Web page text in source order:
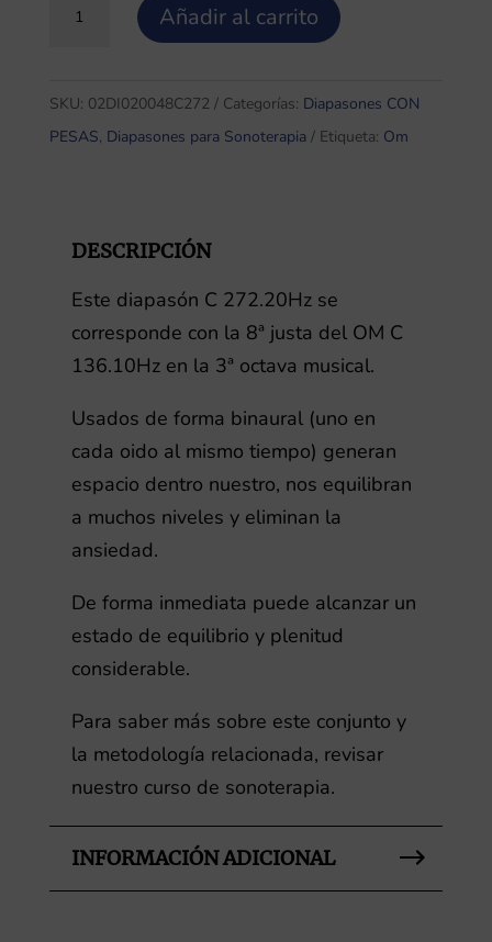
8ª
del
cantidad
Añadir al carrito
SKU: 02DI020048C272 Categorías: Diapasones CON
PESAS, Diapasones para Sonoterapia Etiqueta: Om
DESCRIPCIÓN
Este diapasón C 272.20Hz se
corresponde con la 8ª justa del OM C
136.10Hz en la 3ª octava musical.
Usados de forma binaural (uno en
cada oido al mismo tiempo) generan
espacio dentro nuestro, nos equilibran
a muchos niveles y eliminan la
ansiedad.
De forma inmediata puede alcanzar un
estado de equilibrio y plenitud
considerable.
Para saber más sobre este conjunto y
la metodología relacionada, revisar
nuestro curso de sonoterapia.
INFORMACIÓN ADICIONAL